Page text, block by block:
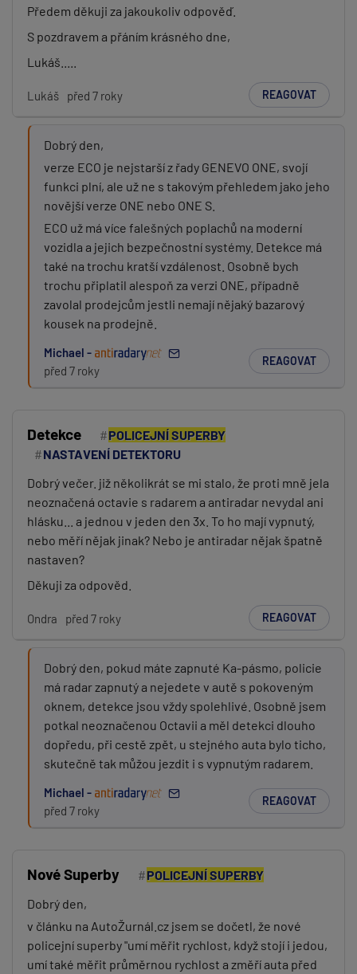
Předem děkuji za jakoukoliv odpověď.
S pozdravem a přáním krásného dne,
Lukáš.....
Lukáš před 7 roky REAGOVAT
Dobrý den,
verze ECO je nejstarší z řady GENEVO ONE, svojí
funkci plní, ale už ne s takovým přehledem jako jeho
novější verze ONE nebo ONE S.
ECO už má více falešných poplachů na moderní
vozidla a jejich bezpečnostní systémy. Detekce má
také na trochu kratší vzdálenost. Osobně bych
trochu připlatil alespoň za verzi ONE, případně
zavolal prodejcům jestli nemají nějaký bazarový
kousek na prodejně.
Michael -
před 7 roky
REAGOVAT
Detekce
POLICEJNÍ SUPERBY
NASTAVENÍ DETEKTORU
Dobrý večer. již několikrát se mi stalo, že proti mně jela
neoznačená octavie s radarem a antiradar nevydal ani
hlásku... a jednou v jeden den 3x. To ho mají vypnutý,
nebo měří nějak jinak? Nebo je antiradar nějak špatně
nastaven?
Děkuji za odpověd.
Ondra před 7 roky REAGOVAT
Dobrý den, pokud máte zapnuté Ka-pásmo, policie
má radar zapnutý a nejedete v autě s pokoveným
oknem, detekce jsou vždy spolehlivé. Osobně jsem
potkal neoznačenou Octavii a měl detekci dlouho
dopředu, při cestě zpět, u stejného auta bylo ticho,
skutečně tak můžou jezdit i s vypnutým radarem.
Michael -
před 7 roky
REAGOVAT
Nové Superby
POLICEJNÍ SUPERBY
Dobrý den,
v článku na AutoŽurnál.cz jsem se dočetl, že nové
policejní superby "umí měřit rychlost, když stojí i jedou,
umí také měřit průměrnou rychlost a změří auta před